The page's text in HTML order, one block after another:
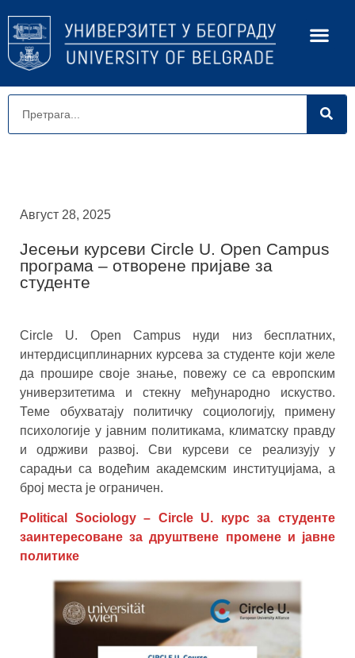
Август 28, 2025
Јесењи курсеви Circle U. Open Campus
програма – отворене пријаве за
студенте
Circle U. Open Campus нуди низ бесплатних,
интердисциплинарних курсева за студенте који желе
да прошире своје знање, повежу се са европским
универзитетима и стекну међународно искуство.
Теме обухватају политичку социологију, примену
психологије у јавним политикама, климатску правду
и одрживи развој. Сви курсеви се реализују у
сарадњи са водећим академским институцијама, а
број места је ограничен.
Political Sociology – Circle U. курс за студенте
заинтересоване за друштвене промене и јавне
политике